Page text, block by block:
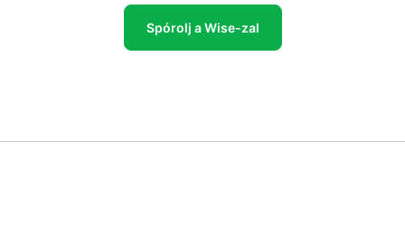
Spórolj a Wise-zal